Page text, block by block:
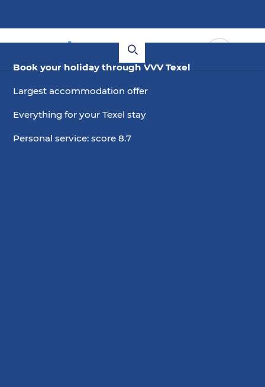
Book your holiday through VVV Texel
Largest accommodation offer
Everything for your Texel stay
Personal service: score 8.7